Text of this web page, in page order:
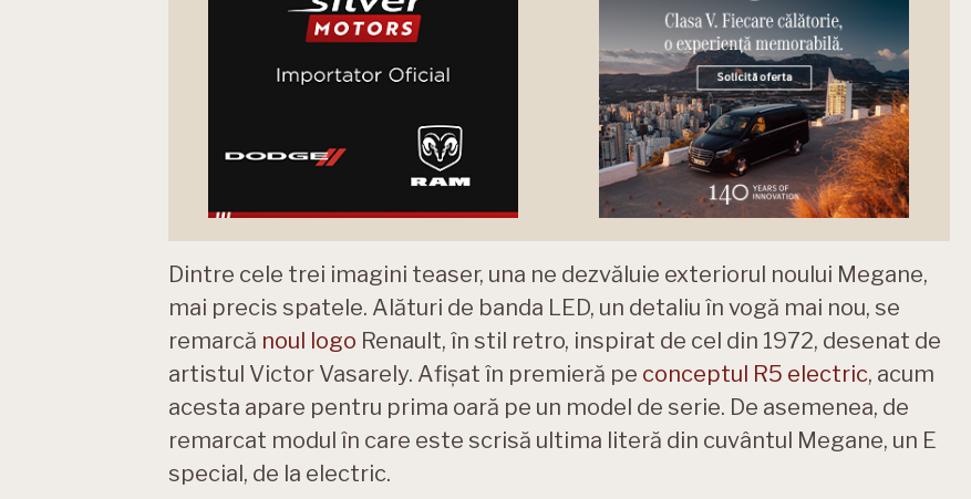
Dintre cele trei imagini teaser, una ne dezvăluie exteriorul noului Megane,
mai precis spatele. Alături de banda LED, un detaliu în vogă mai nou, se
remarcă noul logo Renault, în stil retro, inspirat de cel din 1972, desenat de
artistul Victor Vasarely. Afișat în premieră pe conceptul R5 electric, acum
acesta apare pentru prima oară pe un model de serie. De asemenea, de
remarcat modul în care este scrisă ultima literă din cuvântul Megane, un E
special, de la electric.